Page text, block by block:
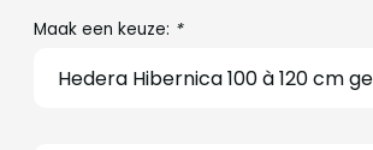
Maak een keuze: *